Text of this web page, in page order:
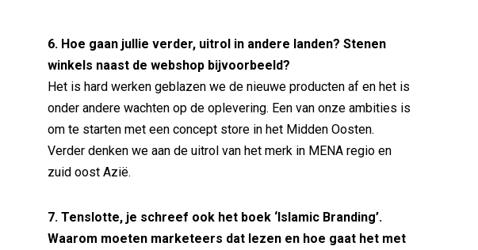
6. Hoe gaan jullie verder, uitrol in andere landen? Stenen
winkels naast de webshop bijvoorbeeld?
Het is hard werken geblazen we de nieuwe producten af en het is
onder andere wachten op de oplevering. Een van onze ambities is
om te starten met een concept store in het Midden Oosten.
Verder denken we aan de uitrol van het merk in MENA regio en
zuid oost Azië.
7. Tenslotte, je schreef ook het boek ‘Islamic Branding’.
Waarom moeten marketeers dat lezen en hoe gaat het met